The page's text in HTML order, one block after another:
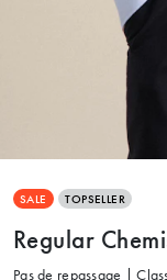
SALE TOPSELLER
Regular
Pas de repassage |